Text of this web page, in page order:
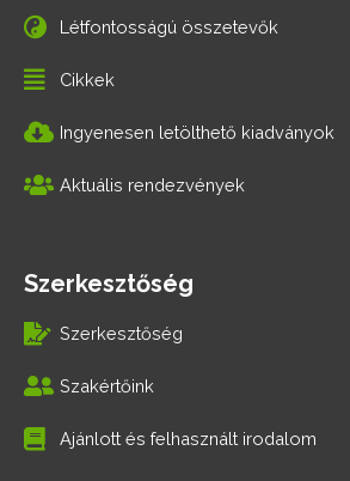
Létfontosságú összetevők
Cikkek
Ingyenesen letölthető kiadványok
Aktuális rendezvények
Szerkesztőség
Szerkesztőség
Szakértőink
Ajánlott és felhasznált irodalom